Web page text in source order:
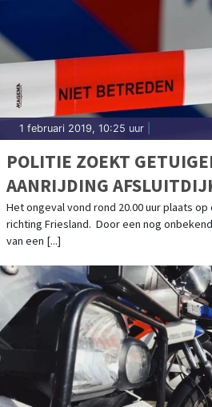
1 februari 2019, 10:25 uur
POLITIE ZOEKT
AANRIJDING
Het ongeval vond rond 20.00 uur plaats
richting Friesland. Door een nog
van een [...]